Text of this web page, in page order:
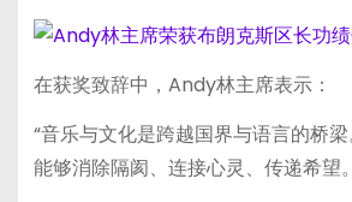
在获奖致辞中，Andy林主席表示：
“音乐与文化是跨越国界与语言的桥
能够消除隔阂、连接心灵、传递希望